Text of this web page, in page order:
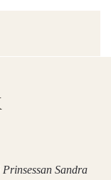
Sandra